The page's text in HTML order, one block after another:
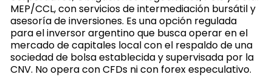
MEP/CCL, con servicios de intermediación bursátil y
asesoría de inversiones. Es una opción regulada
para el inversor argentino que busca operar en el
mercado de capitales local con el respaldo de una
sociedad de bolsa establecida y supervisada por la
CNV. No opera con CFDs ni con forex especulativo.